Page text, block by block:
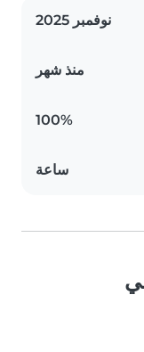
نوفمبر 2025
منذ شهر
100%
ساعة